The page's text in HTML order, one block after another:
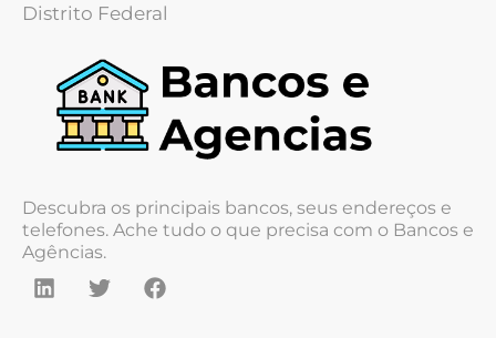
Distrito Federal
Descubra os principais bancos, seus endereços e
telefones. Ache tudo o que precisa com o Bancos e
Agências.